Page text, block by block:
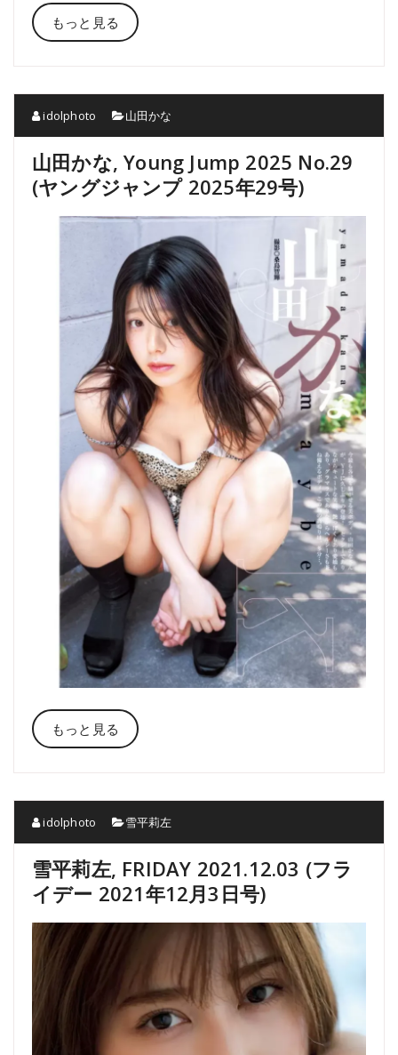
もっと見る
idolphoto 山田かな
山田かな, Young Jump 2025 No.29
(ヤングジャンプ 2025年29号)
もっと見る
idolphoto 雪平莉左
雪平莉左, FRIDAY 2021.12.03 (フラ
イデー 2021年12月3日号)